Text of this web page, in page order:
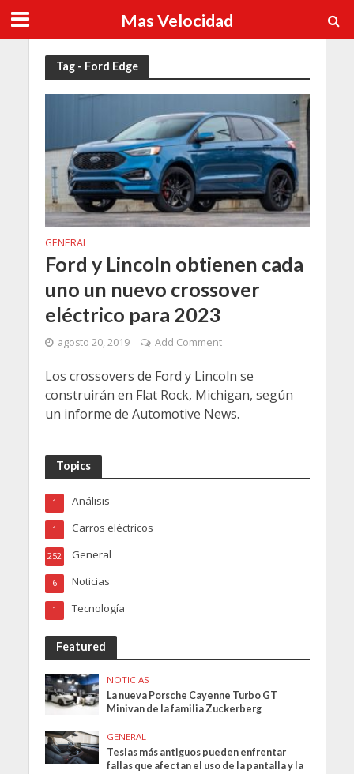
Mas Velocidad
Tag - Ford Edge
GENERAL
Ford y Lincoln obtienen cada
uno un nuevo crossover
eléctrico para 2023
agosto 20, 2019 Add Comment
Los crossovers de Ford y Lincoln se
construirán en Flat Rock, Michigan, según
un informe de Automotive News.
Topics
Análisis
1
Carros eléctricos
1
General
252
Noticias
6
Tecnología
1
Featured
NOTICIAS
La nueva Porsche Cayenne Turbo GT
Minivan de la familia Zuckerberg
GENERAL
Teslas más antiguos pueden enfrentar
fallas que afectan el uso de la pantalla y la